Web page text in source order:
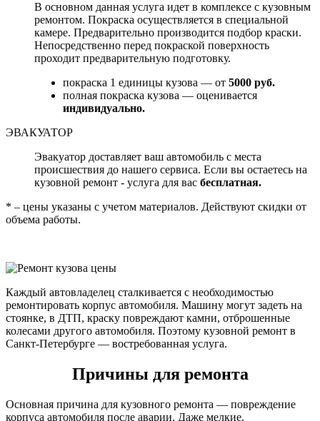
В основном данная услуга идет в комплексе с кузовным
ремонтом. Покраска осуществляется в специальной
камере. Предварительно производится подбор краски.
Непосредственно перед покраской поверхность
проходит предварительную подготовку.
покраска 1 единицы кузова — от 5000 руб.
полная покраска кузова — оценивается
индивидуально.
ЭВАКУАТОР
Эвакуатор доставляет ваш автомобиль с места
происшествия до нашего сервиса. Если вы остаетесь на
кузовной ремонт - услуга для вас бесплатная.
* – цены указаны с учетом материалов. Действуют скидки от
объема работы.
Каждый автовладелец сталкивается с необходимостью
ремонтировать корпус автомобиля. Машину могут задеть на
стоянке, в ДТП, краску повреждают камни, отброшенные
колесами другого автомобиля. Поэтому кузовной ремонт в
Санкт-Петербурге — востребованная услуга.
Причины для ремонта
Основная причина для кузовного ремонта — повреждение
корпуса автомобиля после аварии. Даже мелкие,